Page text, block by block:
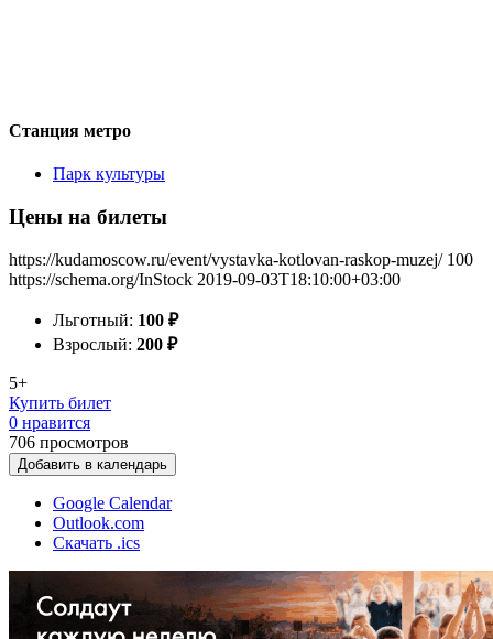
Станция метро
Парк культуры
Цены на билеты
https://kudamoscow.ru/event/vystavka-kotlovan-raskop-muzej/ 100
https://schema.org/InStock 2019-09-03T18:10:00+03:00
Льготный: 100 ₽
Взрослый: 200 ₽
5+
Купить билет
0 нравится
706 просмотров
Добавить в календарь
Google Calendar
Outlook.com
Скачать .ics